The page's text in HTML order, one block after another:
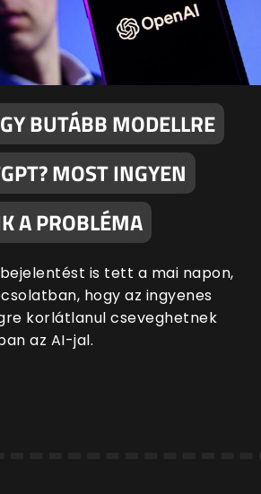
BUTÁBB MODELLRE
MOST INGYEN
A PROBLÉMA
is tett a mai napon,
hogy az ingyenes
korlátlanul cseveghetnek
az AI-jal.